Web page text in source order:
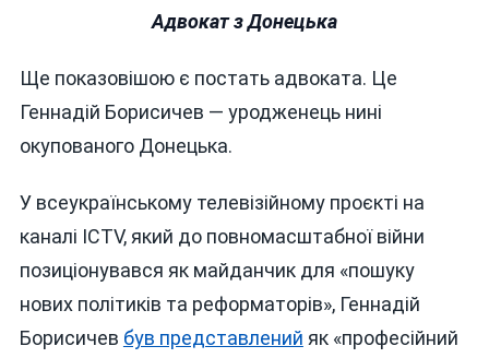
Адвокат з Донецька
Ще показовішою є постать адвоката. Це
Геннадій Борисичев — уродженець нині
окупованого Донецька.
У всеукраїнському телевізійному проєкті на
каналі ICTV, який до повномасштабної війни
позиціонувався як майданчик для «пошуку
нових політиків та реформаторів», Геннадій
Борисичев був представлений як «професійний